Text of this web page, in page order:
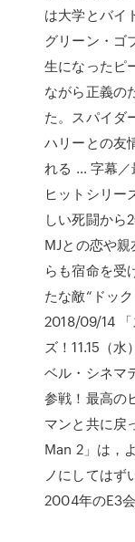
は大学とバイ
グリーン・ゴ
生になったピ
ながら正義の
た。スパイダ
ハリーとの友
れる … 字幕／
ヒットシリー
しい死闘から
MJとの恋や
らも宿命を受
たな敵“ドッ
2018/09/14
ズ！11.15（
ベル・シネマ
参戦！最高の
マンと共に戻
Man 2」は，
ノにしてはず
2004年のE3